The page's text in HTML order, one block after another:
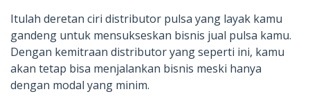
Itulah deretan ciri distributor pulsa yang layak kamu
gandeng untuk mensukseskan bisnis jual pulsa kamu.
Dengan kemitraan distributor yang seperti ini, kamu
akan tetap bisa menjalankan bisnis meski hanya
dengan modal yang minim.